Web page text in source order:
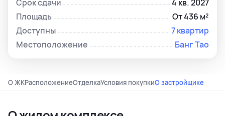
Срок сдачи
4 кв. 2027
Площадь
От 436 м²
Доступны
7 квартир
Местоположение
Банг Тао
О ЖКРасположениеОтделкаУсловия покупкиО застройщике